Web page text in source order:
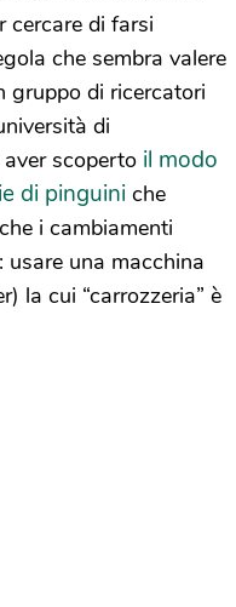
cercare di farsi
che sembra valere
gruppo di ricercatori
di
scoperto il modo
di pinguini che
i cambiamenti
una macchina
la cui “carrozzeria” è